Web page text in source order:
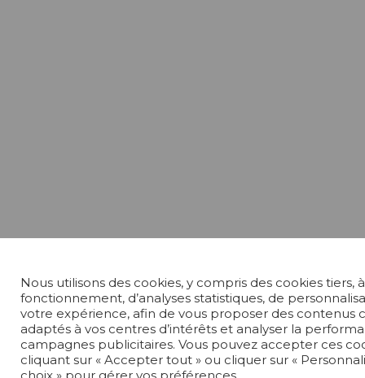
Nous utilisons des cookies, y compris des cookies tiers,
fonctionnement, d’analyses statistiques, de
votre expérience, afin de vous proposer des contenus
adaptés à vos centres d’intérêts et analyser la
campagnes publicitaires. Vous pouvez accepter ces
cliquant sur « Accepter tout » ou cliquer sur «